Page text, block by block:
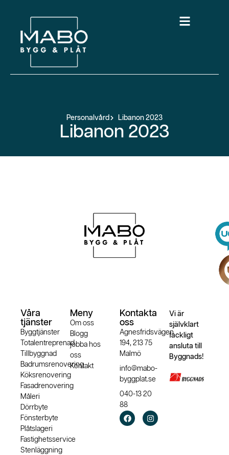
Personalvård Libanon 2023
Libanon 2023
Våra
tjänster
Byggtjänster
Totalentreprenad
Tillbyggnad
Badrumsrenovering
Köksrenovering
Fasadrenovering
Måleri
Dörrbyte
Fönsterbyte
Plåtslageri
Fastighetsservice
Stenläggning
Meny
Om oss
Blogg
jobba hos
oss
Kontakt
Kontakta
oss
Agnesfridsvägen
194, 213 75
Malmö
info@mabo-
byggplat.se
040-13 20
88
Vi är
självklart
fackligt
ansluta till
Byggnads!